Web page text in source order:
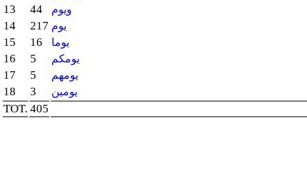
13 44 ويوم
14 217 يوم
15 16 يوما
16 5 يومكم
17 5 يومهم
18 3 يومين
TOT. 405